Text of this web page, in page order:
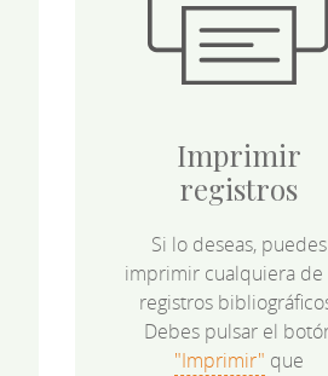
Imprimir
registros
Si lo deseas, puedes
imprimir cualquiera de
registros
Debes pulsar el
"Imprimir" que